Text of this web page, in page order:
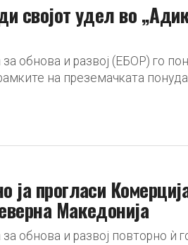
својот удел во
за обнова и развој (ЕБОР) го
на преземачката
ја прогласи
Македонија
за обнова и развој повторно